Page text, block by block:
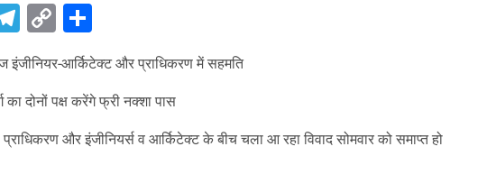
Telegram
Copy
Link
Share
इंजीनियर-आर्किटेक्ट और प्राधिकरण में सहमति
दोनों पक्ष करेंगे फ्री नक्शा पास
प्राधिकरण और इंजीनियर्स व आर्किटेक्ट के बीच चला आ रहा विवाद सोमवार को समाप्त हो